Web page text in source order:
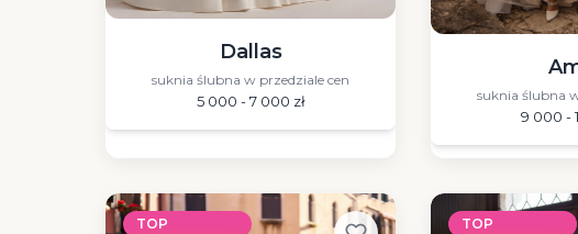
Dallas
suknia ślubna w przedziale cen
5 000 - 7 000 zł suknia ślubna
9 000 -
TOP TOP